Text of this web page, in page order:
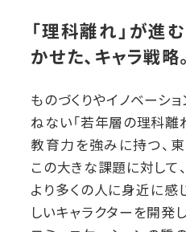
「理科離れ」が進
かせた、キャラ戦略。
ものづくりやイノベーシ
ねない「若年層の理科離れ
教育力を強みに持つ、
この大きな課題に対して、
より多くの人に身近に感
しいキャラクターを開発し